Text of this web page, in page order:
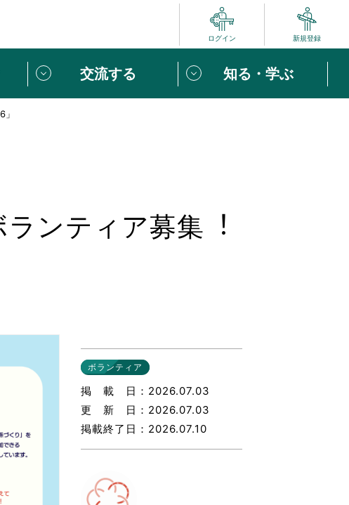
ログイン 新規登録
アはじめての方へ
加できるボランティア
交流する 知る・学ぶ
はじめの一歩
ア関連ニュース（外部記事）
ンティア募集︕
ボランティア
掲載日
2026.07.03
更新日
2026.07.03
掲載終了日
2026.07.10